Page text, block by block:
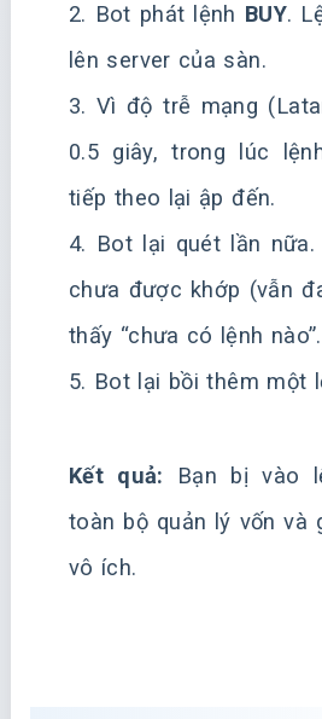
2. Bot phát lệnh BUY.
lên server của sàn.
3. Vì độ trễ mạng
0.5 giây, trong lúc
tiếp theo lại ập đến.
4. Bot lại quét lần
chưa được khớp (vẫn
thấy “chưa có lệnh nào”.
5. Bot lại bồi thêm một
Kết quả: Bạn bị vào
toàn bộ quản lý vốn và
vô ích.